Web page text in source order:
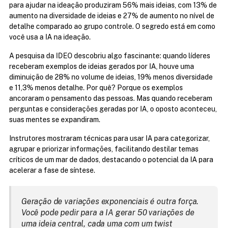
para ajudar na ideação produziram 56% mais ideias, com 13% de
aumento na diversidade de ideias e 27% de aumento no nível de
detalhe comparado ao grupo controle. O segredo está em como
você usa a IA na ideação.
A pesquisa da IDEO descobriu algo fascinante: quando líderes
receberam exemplos de ideias gerados por IA, houve uma
diminuição de 28% no volume de ideias, 19% menos diversidade
e 11,3% menos detalhe. Por quê? Porque os exemplos
ancoraram o pensamento das pessoas. Mas quando receberam
perguntas e considerações geradas por IA, o oposto aconteceu,
suas mentes se expandiram.
Instrutores mostraram técnicas para usar IA para categorizar,
agrupar e priorizar informações, facilitando destilar temas
críticos de um mar de dados, destacando o potencial da IA para
acelerar a fase de síntese.
Geração de variações exponenciais é outra força.
Você pode pedir para a IA gerar 50 variações de
uma ideia central, cada uma com um twist